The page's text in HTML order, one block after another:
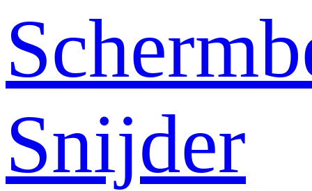
Snijder